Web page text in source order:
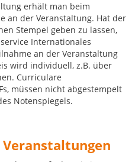
erhält man beim
an der Veranstaltung. Hat der
Stempel geben zu lassen,
Internationales
an der Veranstaltung
wird individuell, z.B. über
Curriculare
müssen nicht abgestempelt
Notenspiegels.